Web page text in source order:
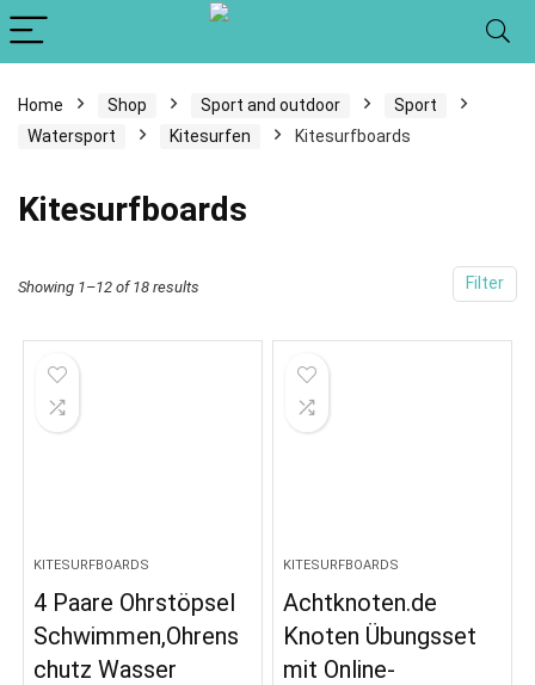
Home Shop Sport and outdoor
Sport
Watersport
Kitesurfen Kitesurfboards
Kitesurfboards
Filter
Showing 1–12 of 18 results
KITESURFBOARDS
4 Paare Ohrstöpsel
Schwimmen,Ohrens
chutz Wasser
KITESURFBOARDS
Achtknoten.de
Knoten Übungsset
mit Online-